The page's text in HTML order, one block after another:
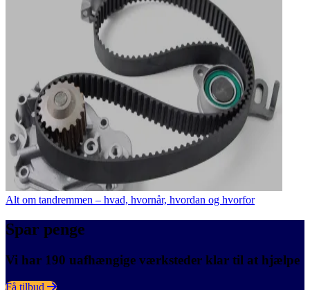
Alt om tandremmen – hvad, hvornår, hvordan og hvorfor
Spar penge
Vi har 190 uafhængige værksteder klar til at hjælpe
Få tilbud